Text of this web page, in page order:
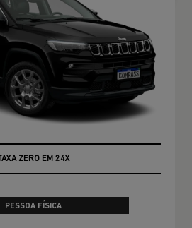
TAXA ZERO EM 24X
PESSOA FÍSICA